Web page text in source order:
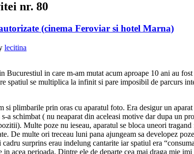
nr. 80
(cinema Feroviar si hotel Marna)
lecitina
Bucurestiul in care m-am mutat acum aproape 10 ani au
spatiul se multiplica la infinit si pare imposibil de parcurs
si plimbarile prin oras cu aparatul foto. Era desigur un
a schimbat ( nu neaparat din aceleasi motive dar dupa un
Multe poze nu ieseau, aparatul se bloca uneori
De multe ori treceau luni pana ajungeam sa developez
surprins erau indelung cantarite iar spatiul era
in acea perioada. Dintre ele de departe cea mai draga mie